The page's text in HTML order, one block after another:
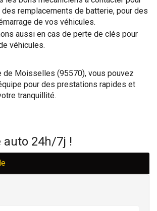
remplacements de batterie, pour des
de vos véhicules.
aussi en cas de perte de clés pour
véhicules.
de Moisselles (95570), vous pouvez
pour des prestations rapides et
tranquillité.
auto 24h/7j !